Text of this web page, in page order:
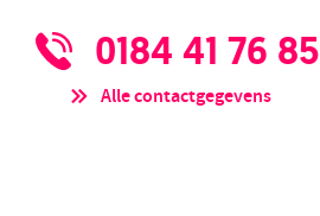
0184 41 76 85
Alle contactgegevens